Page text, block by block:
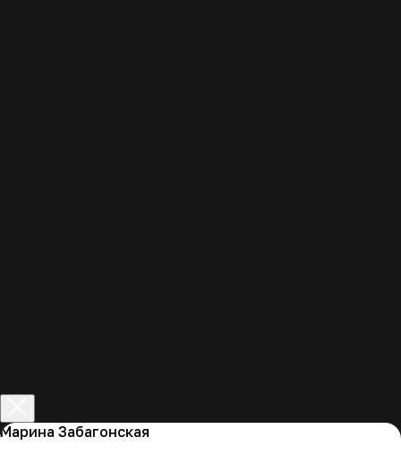
Марина Забагонская